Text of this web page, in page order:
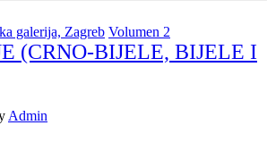
galerija, Zagreb Volumen 2
(CRNO-BIJELE, BIJELE I
Admin